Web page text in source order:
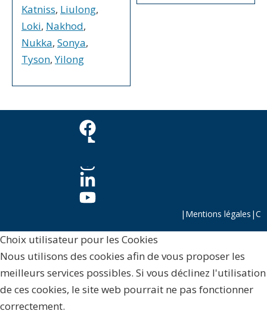
Katniss, Liulong,
Loki, Nakhod,
Nukka, Sonya,
Tyson,Yilong
| Mentions légales |C
Choix utilisateur pour les Cookies
Nous utilisons des cookies afin de vous proposer les
meilleurs services possibles. Si vous déclinez l'utilisation
de ces cookies, le site web pourrait ne pas fonctionner
correctement.